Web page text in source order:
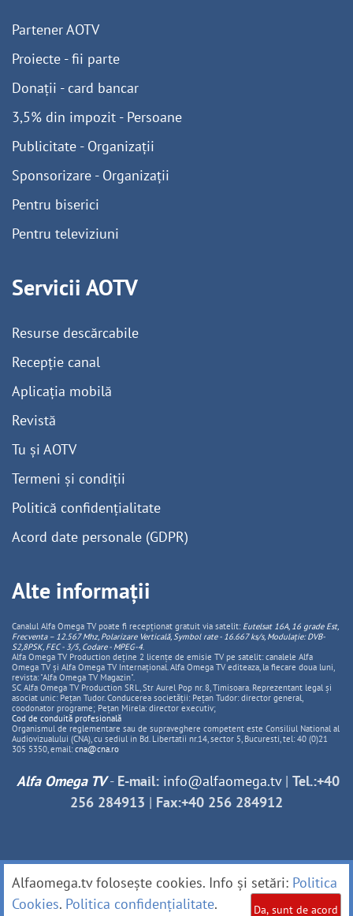
Partener AOTV
Proiecte - fii parte
Donații - card bancar
3,5% din impozit - Persoane
Publicitate - Organizații
Sponsorizare - Organizații
Pentru biserici
Pentru televiziuni
Servicii AOTV
Resurse descărcabile
Recepție canal
Aplicația mobilă
Revistă
Tu și AOTV
Termeni și condiții
Politică confidențialitate
Acord date personale (GDPR)
Alte informații
Canalul Alfa Omega TV poate fi recepționat gratuit via satelit: Eutelsat 16A, 16 grade Est,
Frecventa – 12.567 Mhz, PolarizareVerticală, Symbol rate - 16.667 ks/s, Modulație: DVB-
S2,8PSK, FEC - 3/5, Codare - MPEG-4.
Alfa Omega TV Production deține 2 licențe de emisie TV pe satelit: canalele Alfa
Omega TV și Alfa Omega TV Internațional. Alfa Omega TV editeaza, la fiecare doua luni,
revista: "Alfa Omega TV Magazin".
SC Alfa Omega TV Production SRL, Str Aurel Pop nr. 8, Timisoara. Reprezentant legal și
asociat unic: Pețan Tudor. Conducerea societății: Pețan Tudor: director general,
coodonator programe; Pețan Mirela: director executiv;
Cod de conduită profesională
Organismul de reglementare sau de supraveghere competent este Consiliul National al
Audiovizualului (CNA), cu sediul in Bd. Libertatii nr.14, sector 5, Bucuresti, tel: 40 (0)21
305 5350, email: cna@cna.ro
Alfa Omega TV- E-mail: info@alfaomega.tv| Tel.:+40
256 284913 | Fax:+40 256 284912
Alfaomega.tv folosește cookies. Info și setări: Politica
Cookies. Politica confidențialitate. Da, sunt de acord